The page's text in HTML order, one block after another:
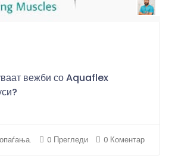
вежби со Aquaflex
0 Прегледи 0 Коментар